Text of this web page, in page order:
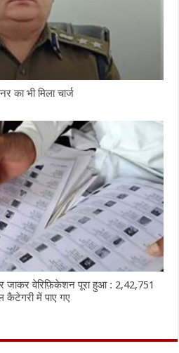
का भी मिला चार्ज
जाकर वेरिफ़िकेशन पूरा हुआ : 2,42,751
कैटेगरी में पाए गए